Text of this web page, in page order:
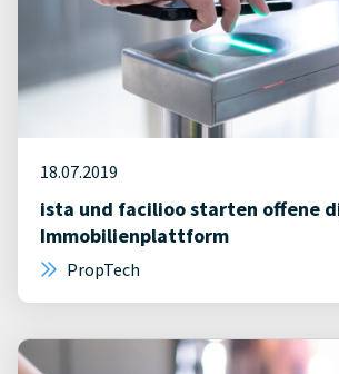
18.07.2019
ista und facilioo starten offene
Immobilienplattform
PropTech